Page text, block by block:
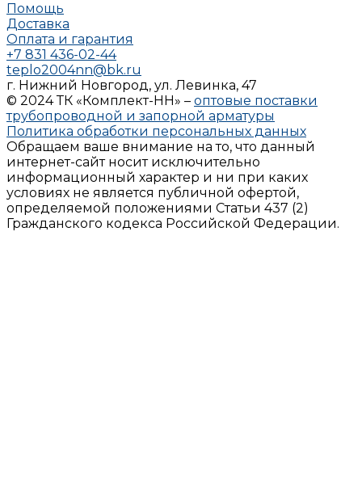
Помощь
Доставка
Оплата и гарантия
+7 831 436-02-44
teplo2004nn@bk.ru
г. Нижний Новгород, ул. Левинка, 47
© 2024 ТК «Комплект-НН» – оптовые поставки
трубопроводной и запорной арматуры
Политика обработки персональных данных
Обращаем ваше внимание на то, что данный
интернет-сайт носит исключительно
информационный характер и ни при каких
условиях не является публичной офертой,
определяемой положениями Статьи 437 (2)
Гражданского кодекса Российской Федерации.